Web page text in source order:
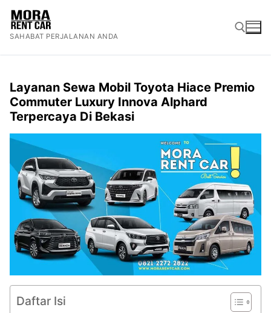
Lompat
konten
SAHABAT PERJALANAN ANDA
Layanan Sewa Mobil Toyota Hiace Premio
Commuter Luxury Innova Alphard
Terpercaya Di Bekasi
Daftar Isi